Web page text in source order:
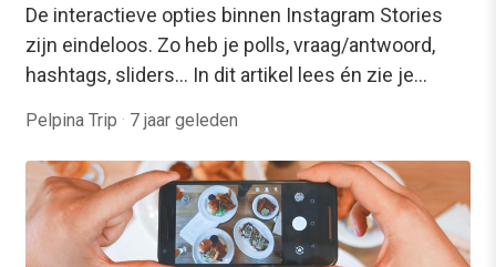
De interactieve opties binnen Instagram Stories
zijn eindeloos. Zo heb je polls, vraag/antwoord,
hashtags, sliders... In dit artikel lees én zie je…
Pelpina Trip · 7 jaar geleden